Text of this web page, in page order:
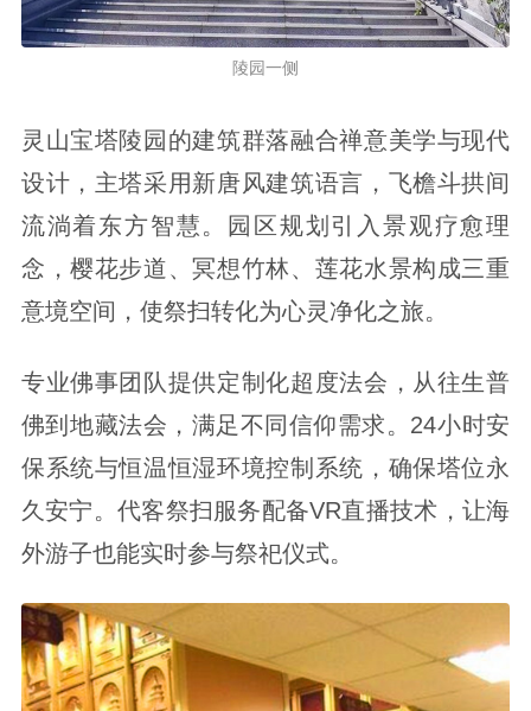
陵园一侧
灵山宝塔陵园的建筑群落融合禅意美学与现代
设计，主塔采用新唐风建筑语言，飞檐斗拱间
流淌着东方智慧。园区规划引入景观疗愈理
念，樱花步道、冥想竹林、莲花水景构成三重
意境空间，使祭扫转化为心灵净化之旅。
专业佛事团队提供定制化超度法会，从往生普
佛到地藏法会，满足不同信仰需求。24小时安
保系统与恒温恒湿环境控制系统，确保塔位永
久安宁。代客祭扫服务配备VR直播技术，让海
外游子也能实时参与祭祀仪式。